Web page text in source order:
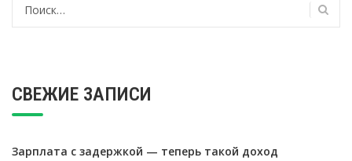
СВЕЖИЕ ЗАПИСИ
Зарплата с задержкой — теперь такой доход